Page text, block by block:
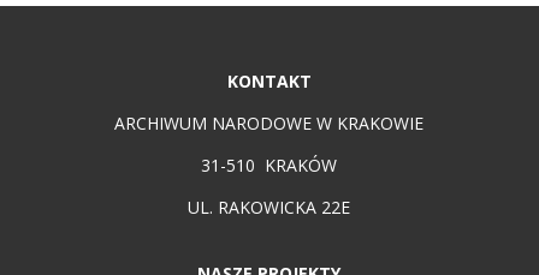
KONTAKT
ARCHIWUM NARODOWE W KRAKOWIE
31-510 KRAKÓW
UL. RAKOWICKA 22E